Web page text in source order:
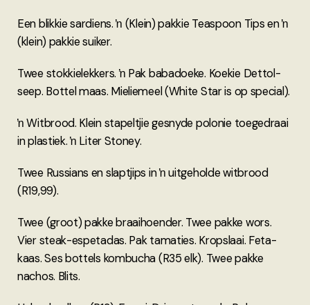
Een blikkie sardiens. ŉ (Klein) pakkie Teaspoon Tips en ŉ
(klein) pakkie suiker.
Twee stokkielekkers. ŉ Pak babadoeke. Koekie Dettol-
seep. Bottel maas. Mieliemeel (White Star is op special).
ŉ Witbrood. Klein stapeltjie gesnyde polonie toegedraai
in plastiek. ŉ Liter Stoney.
Twee Russians en slaptjips in ŉ uitgeholde witbrood
(R19,99).
Twee (groot) pakke braaihoender. Twee pakke wors.
Vier steak-espetadas. Pak tamaties. Kropslaai. Feta-
kaas. Ses bottels kombucha (R35 elk). Twee pakke
nachos. Blits.